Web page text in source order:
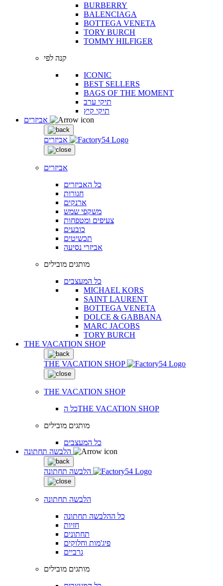
BURBERRY
BALENCIAGA
BOTTEGA VENETA
TORY BURCH
TOMMY HILFIGER
קנה לפי
ICONIC
BEST SELLERS
BAGS OF THE MOMENT
תיקי ערב
תיקי קיץ
אביזרים
אביזרים
כל האביזרים
חגורות
ארנקים
משקפי שמש
צעיפים ומטפחות
כובעים
תכשיטים
אביזרי נסיעה
מותגים מובילים
כל המעצבים
MICHAEL KORS
SAINT LAURENT
BOTTEGA VENETA
DOLCE & GABBANA
MARC JACOBS
TORY BURCH
THE VACATION SHOP
THE VACATION SHOP
THE VACATION SHOP
כל הTHE VACATION SHOP
מותגים מובילים
כל המעצבים
הלבשה תחתונה
הלבשה תחתונה
כל ההלבשה תחתונה
חזיות
תחתונים
פיג'מות וחלוקים
גרביים
מותגים מובילים